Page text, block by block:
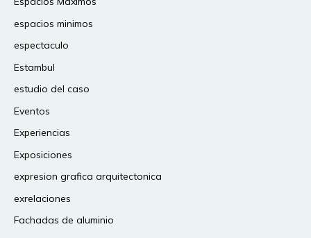
espacios minimos
espectaculo
Estambul
estudio del caso
Eventos
Experiencias
Exposiciones
expresion grafica arquitectonica
exrelaciones
Fachadas de aluminio